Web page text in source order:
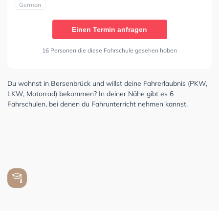
German
Einen Termin anfragen
16 Personen die diese Fahrschule gesehen haben
Du wohnst in Bersenbrück und willst deine Fahrerlaubnis (PKW,
LKW, Motorrad) bekommen? In deiner Nähe gibt es 6
Fahrschulen, bei denen du Fahrunterricht nehmen kannst.